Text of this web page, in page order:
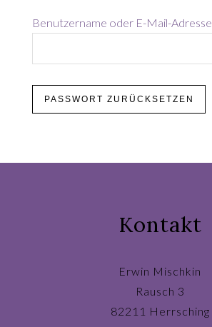
Benutzername oder E-Mail-Adresse
PASSWORT ZURÜCKSETZEN
Kontakt
Erwin Mischkin
Rausch 3
82211 Herrsching